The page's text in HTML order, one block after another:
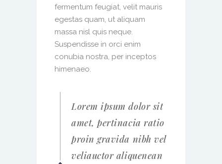
fermentum feugiat, velit mauris
egestas quam, ut aliquam
massa nisl quis neque.
Suspendisse in orci enim
conubia nostra, per inceptos
himenaeo.
Lorem ipsum dolor sit
amet, pertinacia ratio
proin gravida nibh vel
veliauctor aliquenean